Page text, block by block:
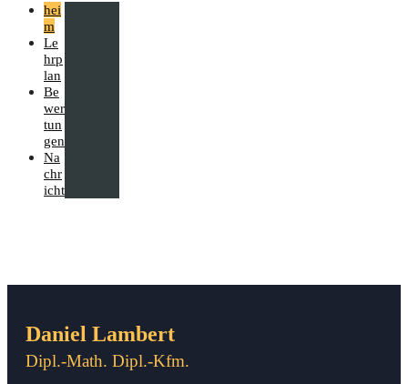
hei
m
Le
hrp
lan
Be
wer
tun
gen
Na
chr
icht
Daniel Lambert
Dipl.-Math. Dipl.-Kfm.